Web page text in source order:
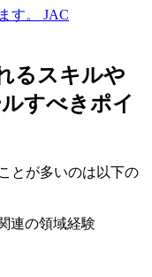
す。 JAC
るスキルや
すべきポイ
とが多いのは以下の
連の領域経験